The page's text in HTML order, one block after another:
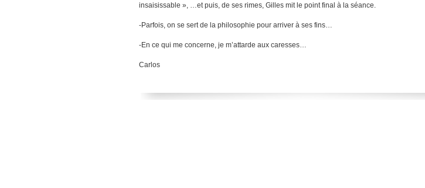
insaisissable », …et puis, de ses rimes, Gilles mit le point final à la séance.
-Parfois, on se sert de la philosophie pour arriver à ses fins…
-En ce qui me concerne, je m’attarde aux caresses…
Carlos